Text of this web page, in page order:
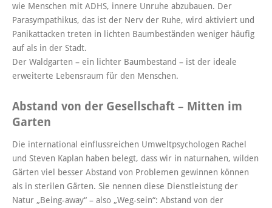
wie Menschen mit ADHS, innere Unruhe abzubauen. Der
Parasympathikus, das ist der Nerv der Ruhe, wird aktiviert und
Panikattacken treten in lichten Baumbeständen weniger häufig
auf als in der Stadt.
Der Waldgarten – ein lichter Baumbestand – ist der ideale
erweiterte Lebensraum für den Menschen.
Abstand von der Gesellschaft – Mitten im
Garten
Die international einflussreichen Umweltpsychologen Rachel
und Steven Kaplan haben belegt, dass wir in naturnahen, wilden
Gärten viel besser Abstand von Problemen gewinnen können
als in sterilen Gärten. Sie nennen diese Dienstleistung der
Natur „Being-away“ – also „Weg-sein“: Abstand von der